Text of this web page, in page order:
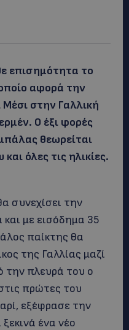
επισημότητα το
αφορά την
στην Γαλλική
Ο έξι φορές
θεωρείται
όλες τις ηλικίες.
συνεχίσει την
με εισόδημα 35
παίκτης θα
της Γαλλίας μαζί
την πλευρά του ο
πρώτες του
εξέφρασε την
ένα νέο